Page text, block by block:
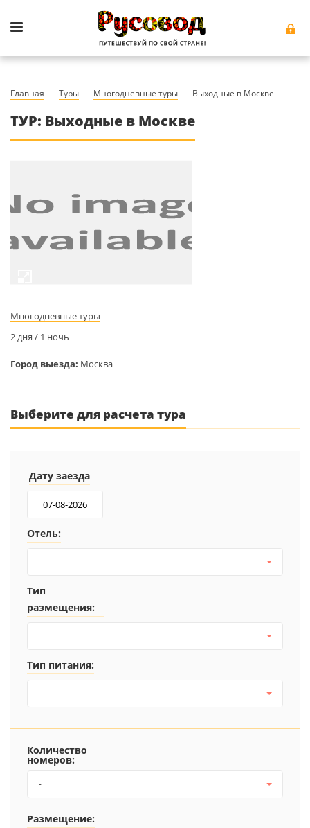
Главная —Туры — Многодневные туры — Выходные в Москве
ТУР: Выходные в Москве
Многодневные туры
2 дня / 1 ночь
Город выезда: Москва
Выберите для расчета тура
Дату заезда
Отель:
Тип
размещения:
Тип питания:
Количество
номеров:
-
Размещение: